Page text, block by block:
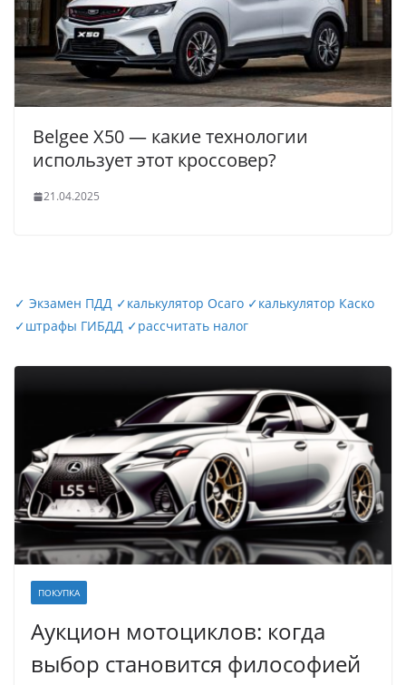
Belgee X50 — какие технологии
использует этот кроссовер?
21.04.2025
✓ Экзамен ПДД ✓калькулятор Осаго ✓калькулятор Каско
✓штрафы ГИБДД ✓рассчитать налог
ПОКУПКА
Аукцион мотоциклов: когда
выбор становится философией